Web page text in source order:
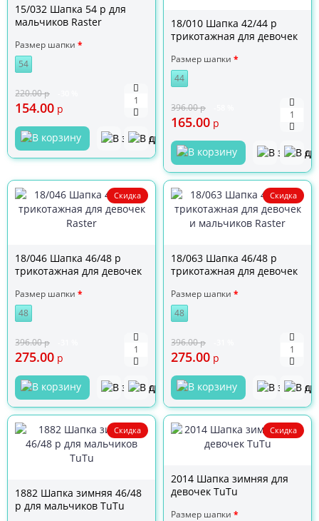
15/032 Шапка 54 р для
мальчиков Raster
Размер шапки
54
220.00р
154.00 р
18/010 Шапка 42/44 р
трикотажная для девочек
Размер шапки
44
396.00р
165.00 р
Скидка
18/046 Шапка 46/48 р
трикотажная для девочек
Размер шапки
48
396.00р
275.00 р
Скидка
18/063 Шапка 46/48 р
трикотажная для девочек
Размер шапки
48
396.00р
275.00 р
Скидка
1882 Шапка зимняя 46/48
р для мальчиков TuTu
Скидка
2014 Шапка зимняя для
девочек TuTu
Размер шапки